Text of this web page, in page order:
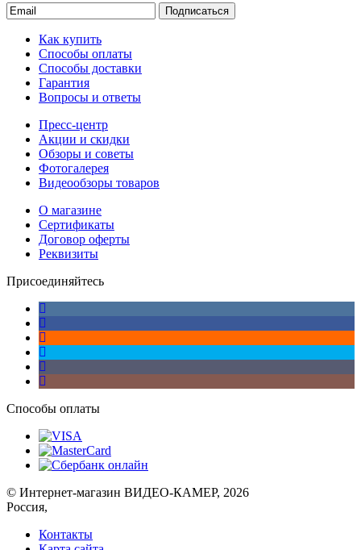
Подписаться
Как купить
Способы оплаты
Способы доставки
Гарантия
Вопросы и ответы
Пресс-центр
Акции и скидки
Обзоры и советы
Фотогалерея
Видеообзоры товаров
О магазине
Сертификаты
Договор оферты
Реквизиты
Присоединяйтесь
Способы оплаты
© Интернет-магазин ВИДЕО-КАМЕР, 2026
Россия,
Контакты